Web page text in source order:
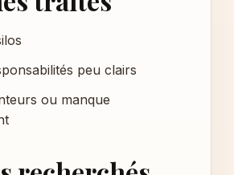
peu clairs
ou manque